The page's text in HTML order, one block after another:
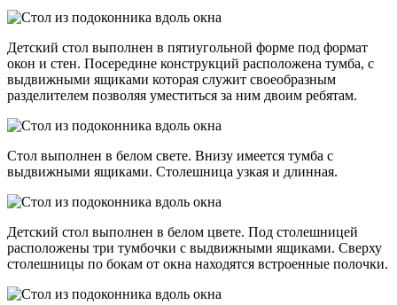
Детский стол выполнен в пятиугольной форме под формат
окон и стен. Посередине конструкций расположена тумба, с
выдвижными ящиками которая служит своеобразным
разделителем позволяя уместиться за ним двоим ребятам.
Стол выполнен в белом свете. Внизу имеется тумба с
выдвижными ящиками. Столешница узкая и длинная.
Детский стол выполнен в белом цвете. Под столешницей
расположены три тумбочки с выдвижными ящиками. Сверху
столешницы по бокам от окна находятся встроенные полочки.